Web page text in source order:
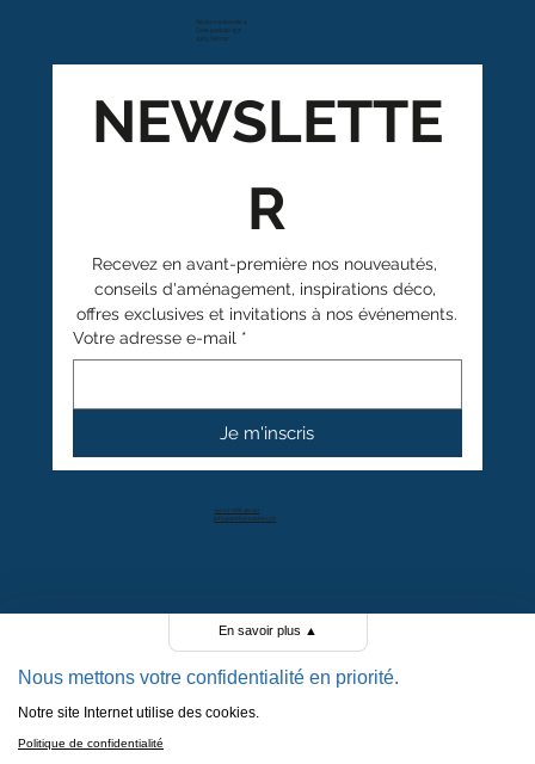
Route cantonale 4
Case postale 157
1963 Vétroz
POLITIQUE DE CONFIDENTIALITÉ
+41 27 766 40 40
info@anthamatten.ch
NEWSLETTE
R
Recevez en avant-première nos nouveautés,
conseils d'aménagement, inspirations déco,
offres exclusives et invitations à nos événements.
Votre adresse e-mail *
Je m'inscris
4.4
+ de 100 avis clients
En savoir plus ▲
Nous mettons votre confidentialité en priorité.
Notre site Internet utilise des cookies.
Politique de confidentialité